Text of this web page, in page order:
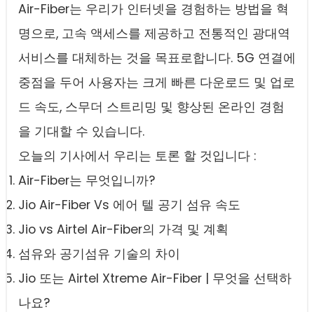
Air-Fiber는 우리가 인터넷을 경험하는 방법을 혁
명으로, 고속 액세스를 제공하고 전통적인 광대역
서비스를 대체하는 것을 목표로합니다. 5G 연결에
중점을 두어 사용자는 크게 빠른 다운로드 및 업로
드 속도, 스무더 스트리밍 및 향상된 온라인 경험
을 기대할 수 있습니다.
오늘의 기사에서 우리는 토론 할 것입니다 :
Air-Fiber는 무엇입니까?
Jio Air-Fiber Vs 에어 텔 공기 섬유 속도
Jio vs Airtel Air-Fiber의 가격 및 계획
섬유와 공기섬유 기술의 차이
Jio 또는 Airtel Xtreme Air-Fiber | 무엇을 선택하
나요?